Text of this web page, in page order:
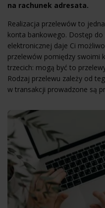
na rachunek adresata.
Realizacja przelewów to
konta bankowego. Dostęp
elektronicznej daje Ci
przelewów pomiędzy swoimi
trzecich: mogą być to
Rodzaj przelewu zależy od
w transakcji prowadzone są